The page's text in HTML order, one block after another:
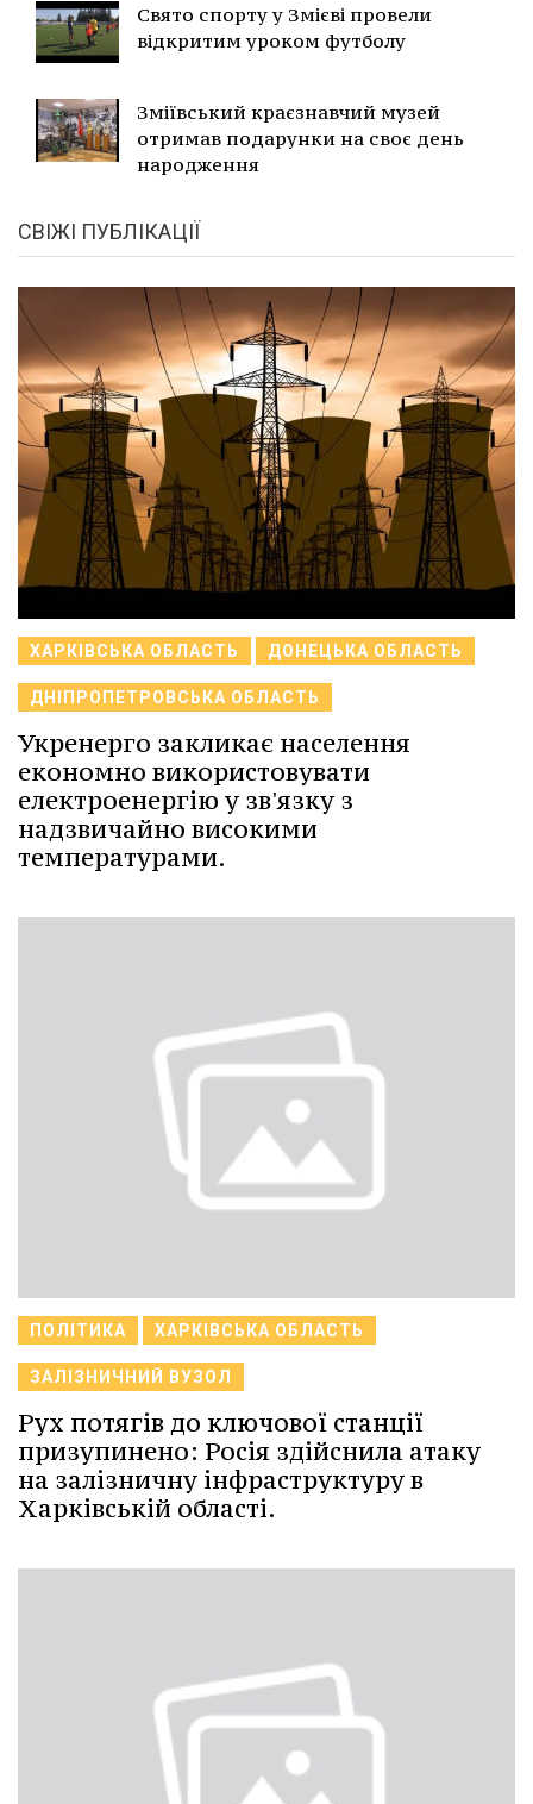
Свято спорту у Змієві провели
відкритим уроком футболу
Зміївський краєзнавчий музей
отримав подарунки на своє день
народження
СВІЖІ ПУБЛІКАЦІЇ
ХАРКІВСЬКА ОБЛАСТЬ ДОНЕЦЬКА ОБЛАСТЬ
ДНІПРОПЕТРОВСЬКА ОБЛАСТЬ
Укренерго закликає населення
економно використовувати
електроенергію у зв'язку з
надзвичайно високими
температурами.
ПОЛІТИКА ХАРКІВСЬКА ОБЛАСТЬ
ЗАЛІЗНИЧНИЙ ВУЗОЛ
Рух потягів до ключової станції
призупинено: Росія здійснила атаку
на залізничну інфраструктуру в
Харківській області.